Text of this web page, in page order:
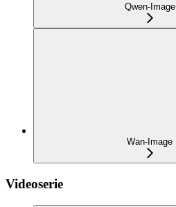
Qwen-Image
Wan-Image
Videoserie